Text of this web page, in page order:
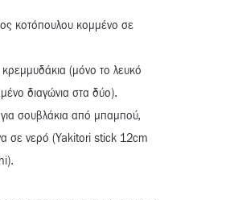
κοτόπουλου κομμένο σε
(μόνο το λευκό
διαγώνια στα δύο).
σουβλάκια από μπαμπού,
σε νερό (Yakitori stick 12cm